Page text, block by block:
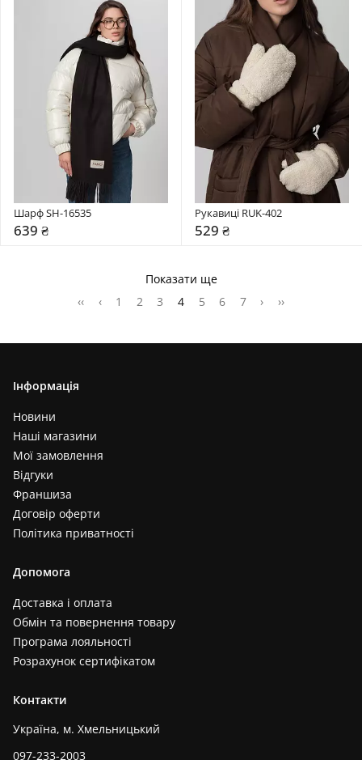
Шарф SH-16535
639 ₴
Рукавиці RUK-402
529 ₴
Показати ще
‹‹
‹ 1 2 3 4 5 6 7 › ››
Інформація
Новини
Наші магазини
Мої замовлення
Відгуки
Франшиза
Договір оферти
Політика приватності
Допомога
Доставка і оплата
Обмін та повернення товару
Програма лояльності
Розрахунок сертифікатом
Контакти
Україна, м. Хмельницький
097-233-2003